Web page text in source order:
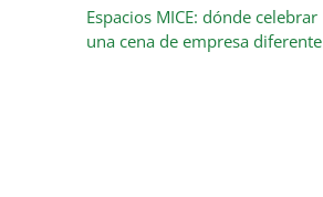
Espacios MICE: dónde celebrar
una cena de empresa diferente